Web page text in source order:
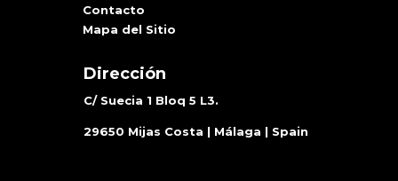
Contacto
Mapa del Sitio
Dirección
C/ Suecia 1 Bloq 5 L3.
29650 Mijas Costa | Málaga | Spain